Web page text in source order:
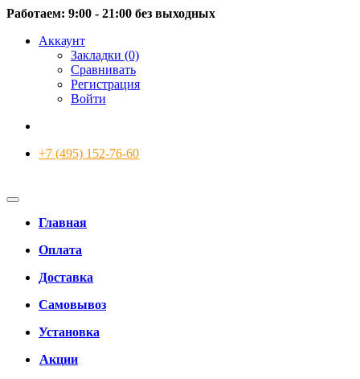
Работаем: 9:00 - 21:00 без выходных
Аккаунт
Закладки (0)
Сравнивать
Регистрация
Войти
+7 (495) 152-76-60
Главная
Оплата
Доставка
Самовывоз
Установка
Акции